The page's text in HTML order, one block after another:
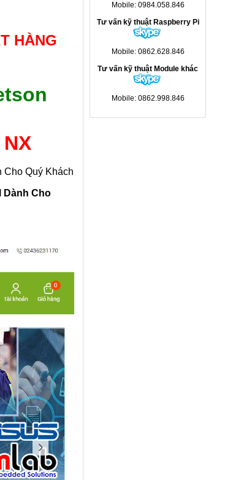
Mobile: 0984.058.846
Tư vấn kỹ thuật Raspberry Pi
Mobile: 0862.628.846
Tư vấn kỹ thuật Module khác
Mobile: 0862.998.846
HÀNG
Quý Khách
Dành Cho